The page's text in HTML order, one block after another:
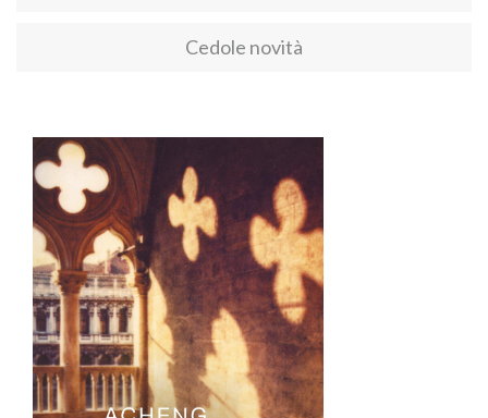
Cedole novità